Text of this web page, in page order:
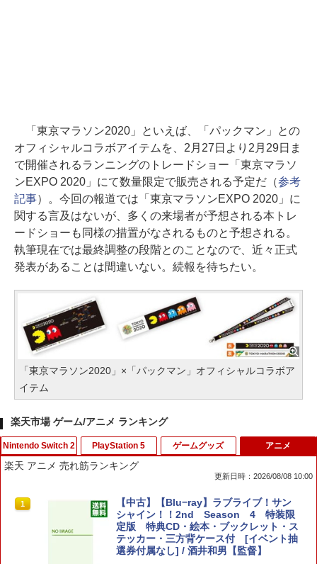
「東京マラソン2020」といえば、「パックマン」との
オフィシャルコラボアイテムを、2月27日より2月29日ま
で開催されるランニングのトレードショー「東京マラソ
ンEXPO 2020」にて数量限定で販売される予定だ（参考
記事）。今回の報道では「東京マラソンEXPO 2020」に
関する言及はないが、多くの来場者が予想される本トレ
ードショーも同様の措置がなされるものと予想される。
執筆現在では最終調整の段階とのことなので、近々正式
発表があることは間違いない。続報を待ちたい。
「東京マラソン2020」×「パックマン」オフィシャルコラボア
イテム
楽天市場 ゲーム/アニメ ランキング
Nintendo Switch 2
1
龍の国 ルーンファクトリー Nintendo S
witch 2 Edition[ラッピング不可] R-LO
GI
￥4,980
PlayStation 5
1
[メール便OK]【新品】【PS5】イースIX
‐Monstrum NOX‐[在庫品]
￥3,200
ゲームグッズ
1
【1000円 ポッキリ 送料無料】コロンバ
スサークル 16ビットポケットMD 用【
マット 反射低減 】液晶 保護 フィルム ★
ゲーム ゲーム機 ゲーム端末 液晶 画面 保
護 フィルム シート 保護フィルム 保護シ
アニメ
楽天 アニメ 売れ筋ランキング
更新日時：2026/08/08 10:00
1
【中古】【Blu−ray】ラブライブ！サン
シャイン！！2nd Season 4 特装限
定版 特典CD・絵本・ブックレット・ス
テッカー・三方背ケース付 [イベント抽
選券付属なし] / 酒井和男【監督】